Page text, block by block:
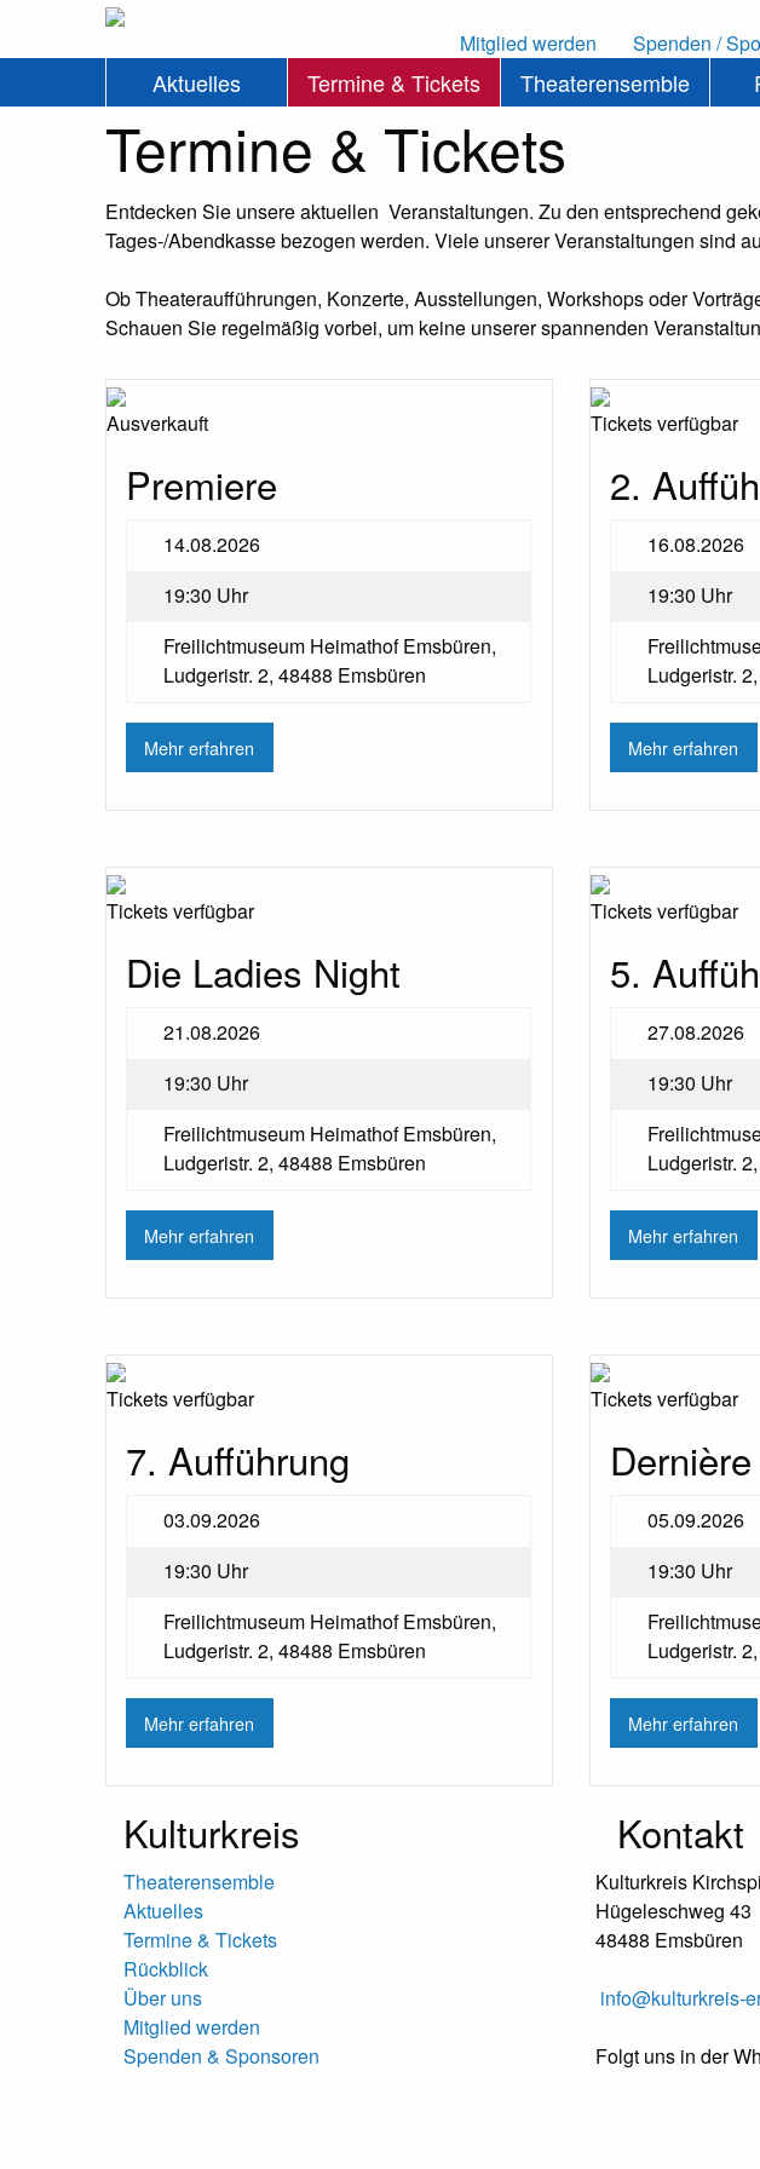
Mitglied werden Spenden /
Aktuelles Termine & Tickets Theaterensemble
Termine & Tickets
Entdecken Sie unsere aktuellen Veranstaltungen. Zu den entsprechend
Tages-/Abendkasse bezogen werden. Viele unserer Veranstaltungen sind
Ob Theateraufführungen, Konzerte, Ausstellungen, Workshops oder
Schauen Sie regelmäßig vorbei, um keine unserer spannenden
Ausverkauft
Premiere
14.08.2026
19:30 Uhr
Freilichtmuseum Heimathof Emsbüren,
Ludgeristr. 2, 48488 Emsbüren
Mehr erfahren
Tickets verfügbar
2.
16.08.2026
19:30 Uhr
Ludgeristr.
Mehr erfahren
Tickets verfügbar
Die Ladies Night
21.08.2026
19:30 Uhr
Freilichtmuseum Heimathof Emsbüren,
Ludgeristr. 2, 48488 Emsbüren
Mehr erfahren
Tickets verfügbar
5.
27.08.2026
19:30 Uhr
Ludgeristr.
Mehr erfahren
Tickets verfügbar
7. Aufführung
03.09.2026
19:30 Uhr
Freilichtmuseum Heimathof Emsbüren,
Ludgeristr. 2, 48488 Emsbüren
Mehr erfahren
Tickets verfügbar
Dernière
05.09.2026
19:30 Uhr
Ludgeristr.
Mehr erfahren
Kulturkreis
Theaterensemble
Aktuelles
Termine & Tickets
Rückblick
Über uns
Mitglied werden
Spenden & Sponsoren
Kontakt
Kulturkreis
Hügeleschweg 43
48488 Emsbüren
info@kulturkreis-
Folgt uns in der